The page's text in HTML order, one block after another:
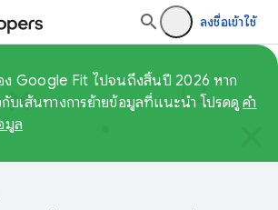
ลงชื่อเข้าใช้
อง Google Fit ไปจนถึงสิ้นปี 2026 หาก
กับเส้นทางการย้ายข้อมูลที่แนะนำ โปรดดูคำ
มูล